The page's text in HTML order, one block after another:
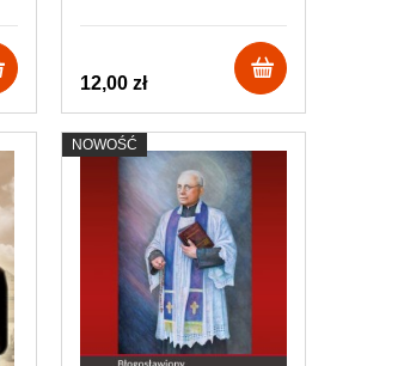
12,00 zł
NOWOŚĆ